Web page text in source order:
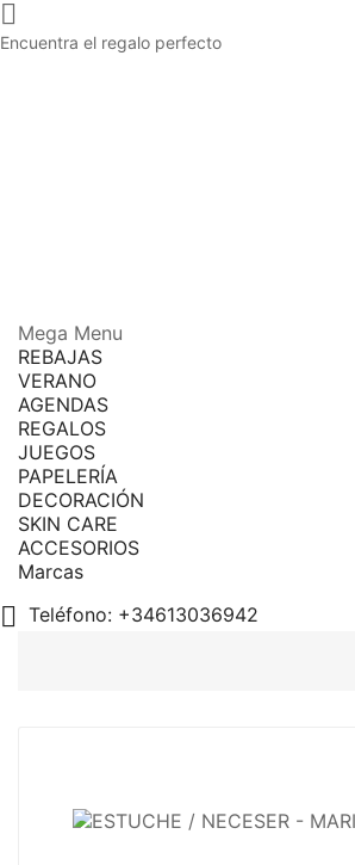

Encuentra el regalo perfecto
Mega Menu
REBAJAS
VERANO
AGENDAS
REGALOS
JUEGOS
PAPELERÍA
DECORACIÓN
SKIN CARE
ACCESORIOS
Marcas
 Teléfono: +34613036942